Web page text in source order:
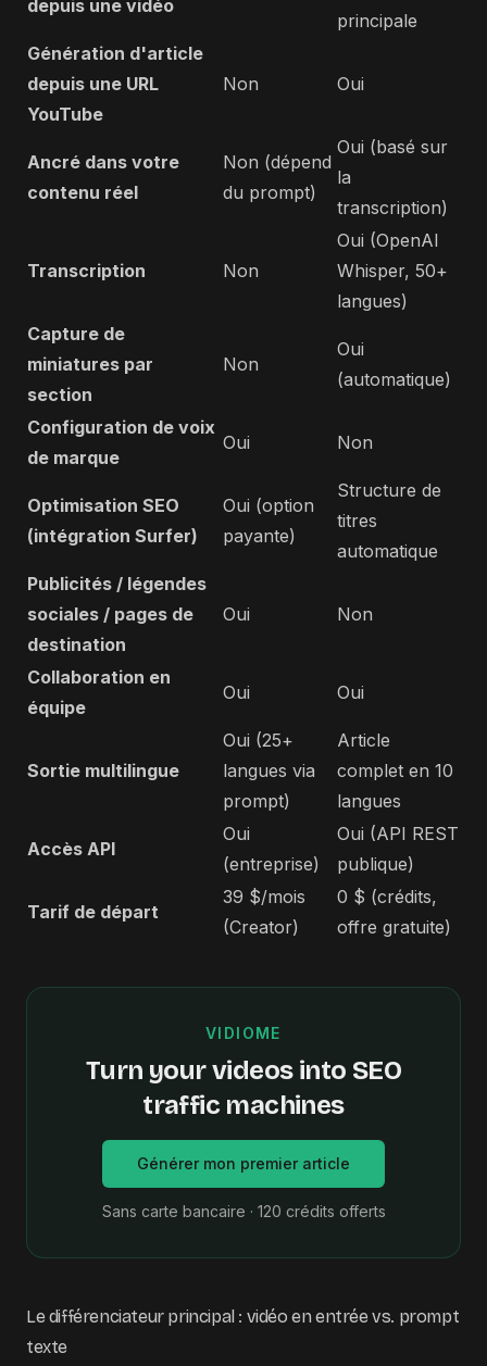
depuis une vidéo
principale
Génération d'article
depuis une URL
YouTube
Non Oui
Ancré dans votre
contenu réel
Non (dépend
du prompt)
Oui (basé sur
la
transcription)
Transcription Non
Oui (OpenAI
Whisper, 50+
langues)
Capture de
miniatures par
section
Non
Oui
(automatique)
Configuration de voix
de marque
Oui Non
Optimisation SEO
(intégration Surfer)
Oui (option
payante)
Structure de
titres
automatique
Publicités / légendes
sociales / pages de
destination
Oui Non
Collaboration en
équipe
Oui Oui
Sortie multilingue
Oui (25+
langues via
prompt)
Article
complet en 10
langues
Accès API
Oui
(entreprise)
Oui (API REST
publique)
Tarif de départ
39 $/mois
(Creator)
0 $ (crédits,
offre gratuite)
VIDIOME
Turn your videos into SEO
traffic machines
Générer mon premier article
Sans carte bancaire · 120 crédits offerts
Le différenciateur principal : vidéo en entrée vs. prompt
texte